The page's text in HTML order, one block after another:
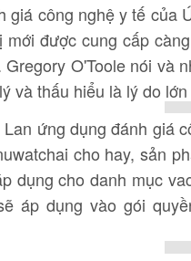
giá công nghệ y tế
được cung cấp
O'Toole nói và
và thấu hiểu là lý do
ứng dụng đánh giá
cho hay, sản
dụng cho danh mục
áp dụng vào gói